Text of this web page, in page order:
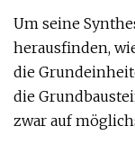
Um seine
herausfinden,
die
die
zwar auf